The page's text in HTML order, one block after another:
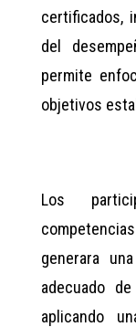
certificados,
del
permite
objetivos
Los
generara
adecuado
aplicando